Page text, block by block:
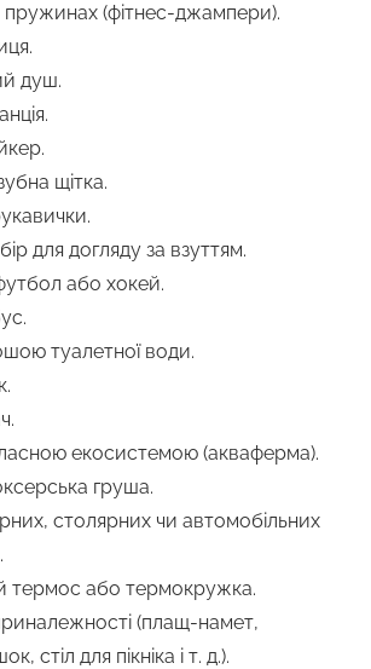
(фітнес-джампери).
душ.
щітка.
для догляду за взуттям.
або хокей.
туалетної води.
екосистемою (акваферма).
груша.
столярних чи автомобільних
термос або термокружка.
(плащ-намет,
стіл для пікніка і т. д.).